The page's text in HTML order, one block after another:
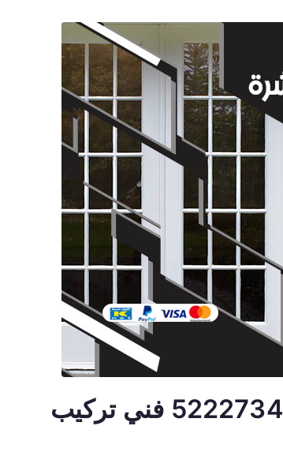
فني المنيوم المنطقة العاشرة 52227343 فني تركيب